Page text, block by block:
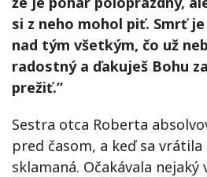
si z neho mohol piť. Smrť
nad tým všetkým, čo už
radostný a ďakuješ Bohu
prežiť.”
Sestra otca Roberta
pred časom, a keď sa
sklamaná. Očakávala